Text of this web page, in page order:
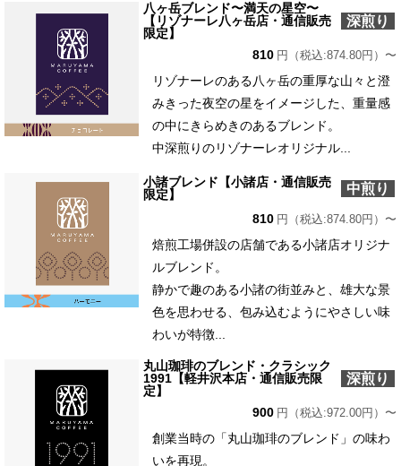
八ヶ岳ブレンド〜満天の星空〜
【リゾナーレ八ヶ岳店・通信販売
限定】
深煎り
810 円（税込:874.80円）〜
リゾナーレのある八ヶ岳の重厚な山々と澄
みきった夜空の星をイメージした、重量感
の中にきらめきのあるブレンド。
中深煎りのリゾナーレオリジナル...
小諸ブレンド【小諸店・通信販売
限定】
中煎り
810 円（税込:874.80円）〜
焙煎工場併設の店舗である小諸店オリジナ
ルブレンド。
静かで趣のある小諸の街並みと、雄大な景
色を思わせる、包み込むようにやさしい味
わいが特徴...
丸山珈琲のブレンド・クラシック
1991【軽井沢本店・通信販売限
定】
深煎り
900 円（税込:972.00円）〜
創業当時の「丸山珈琲のブレンド」の味わ
いを再現。